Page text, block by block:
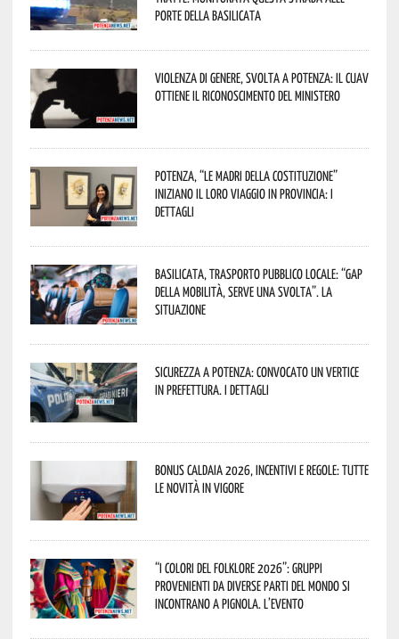
porte della Basilicata
Violenza di genere, svolta a Potenza: il CUAV
ottiene il riconoscimento del Ministero
Potenza, “Le Madri della Costituzione”
iniziano il loro viaggio in provincia: i
dettagli
Basilicata, trasporto pubblico locale: “Gap
della mobilità, serve una svolta”. La
situazione
Sicurezza a Potenza: convocato un vertice
in Prefettura. I dettagli
Bonus caldaia 2026, incentivi e regole: tutte
le novità in vigore
“I Colori del Folklore 2026”: gruppi
provenienti da diverse parti del mondo si
incontrano a Pignola. L’evento